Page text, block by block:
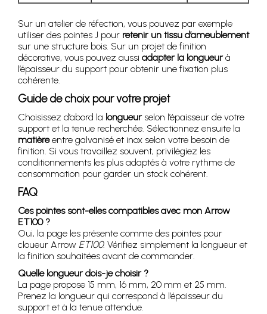
Sur un atelier de réfection, vous pouvez par exemple
utiliser des pointes J pour retenir un tissu d’ameublement
sur une structure bois. Sur un projet de finition
décorative, vous pouvez aussi adapter la longueurà
l’épaisseur du support pour obtenir une fixation plus
cohérente.
Guide de choix pour votre projet
Choisissez d’abord la longueurselon l’épaisseur de votre
support et la tenue recherchée. Sélectionnez ensuite la
matièreentre galvanisé et inox selon votre besoin de
finition. Si vous travaillez souvent, privilégiez les
conditionnements les plus adaptés à votre rythme de
consommation pour garder un stock cohérent.
FAQ
Ces pointes sont-elles compatibles avec mon Arrow
ET100 ?
Oui, la page les présente comme des pointes pour
cloueur Arrow ET100. Vérifiez simplement la longueur et
la finition souhaitées avant de commander.
Quelle longueur dois-je choisir ?
La page propose 15 mm, 16 mm, 20 mm et 25 mm.
Prenez la longueur qui correspond à l’épaisseur du
support et à la tenue attendue.